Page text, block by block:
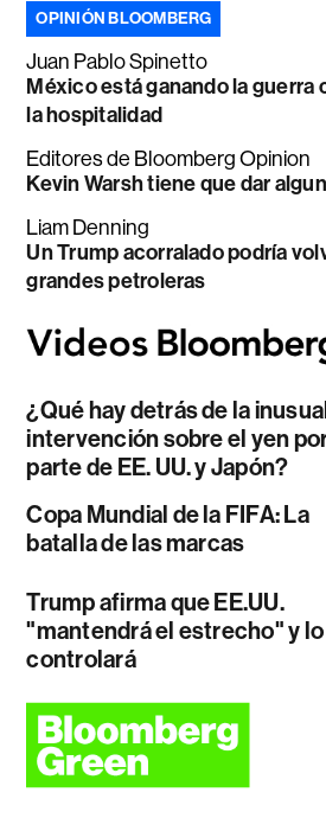
OPINIÓN BLOOMBERG
Juan Pablo Spinetto
México está ganando la guerra
la hospitalidad
Editores de Bloomberg Opinion
Kevin Warsh tiene que dar
Liam Denning
Un Trump acorralado podría
grandes petroleras
¿Qué hay detrás de la
intervención sobre el yen
parte de EE. UU. y Japón?
Copa Mundial de la FIFA: La
batalla de las marcas
Trump afirma que EE.UU.
"mantendrá el estrecho" y lo
controlará